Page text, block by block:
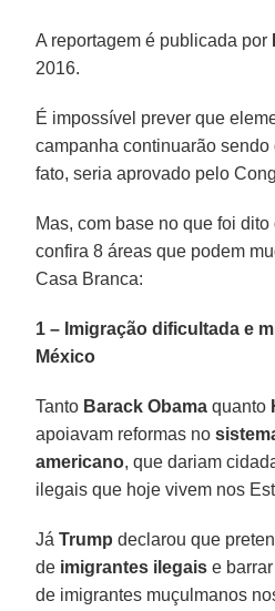
A reportagem é publicada por
2016.
É impossível prever que
campanha continuarão
fato, seria aprovado pelo
Mas, com base no que foi
confira 8 áreas que podem
Casa Branca:
1 – Imigração dificultada e
México
Tanto Barack Obama quanto
apoiavam reformas no
americano, que dariam
ilegais que hoje vivem nos
JáTrump declarou que
de imigrantes ilegais e
de imigrantes muçulmanos